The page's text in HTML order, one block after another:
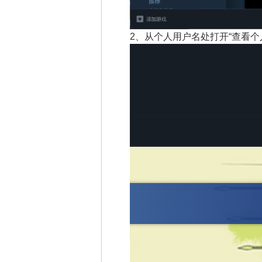
2、 从个人用户名处打开“查看个